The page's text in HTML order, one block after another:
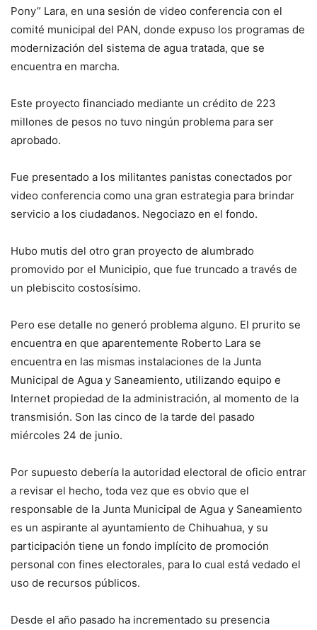
Pony” Lara, en una sesión de video conferencia con el
comité municipal del PAN, donde expuso los programas de
modernización del sistema de agua tratada, que se
encuentra en marcha.
Este proyecto financiado mediante un crédito de 223
millones de pesos no tuvo ningún problema para ser
aprobado.
Fue presentado a los militantes panistas conectados por
video conferencia como una gran estrategia para brindar
servicio a los ciudadanos. Negociazo en el fondo.
Hubo mutis del otro gran proyecto de alumbrado
promovido por el Municipio, que fue truncado a través de
un plebiscito costosísimo.
Pero ese detalle no generó problema alguno. El prurito se
encuentra en que aparentemente Roberto Lara se
encuentra en las mismas instalaciones de la Junta
Municipal de Agua y Saneamiento, utilizando equipo e
Internet propiedad de la administración, al momento de la
transmisión. Son las cinco de la tarde del pasado
miércoles 24 de junio.
Por supuesto debería la autoridad electoral de oficio entrar
a revisar el hecho, toda vez que es obvio que el
responsable de la Junta Municipal de Agua y Saneamiento
es un aspirante al ayuntamiento de Chihuahua, y su
participación tiene un fondo implícito de promoción
personal con fines electorales, para lo cual está vedado el
uso de recursos públicos.
Desde el año pasado ha incrementado su presencia